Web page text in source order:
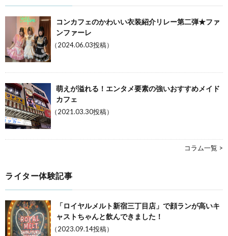
コンカフェのかわいい衣装紹介リレー第二弾★ファ
ンファーレ
（2024.06.03投稿）
萌えが溢れる！エンタメ要素の強いおすすめメイド
カフェ
（2021.03.30投稿）
コラム一覧 >
ライター体験記事
「ロイヤルメルト新宿三丁目店」で顔ランが高いキ
ャストちゃんと飲んできました！
（2023.09.14投稿）